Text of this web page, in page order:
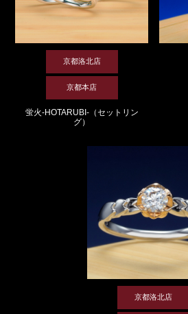
京都洛北店
京都本店
蛍火-HOTARUBI-（セットリン
グ）
京都洛北店